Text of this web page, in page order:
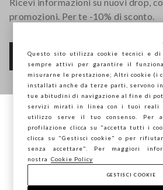
promozioni. Per te -10% di sconto.
Seguici su
Stai navigando su STEFANEL
salvare la tua posizione?
CONFERMA
Questo sito utilizza cookie tecnici e di
sempre attivi per garantire il
misurarne le prestazione; Altri cookie (i
installati anche da terze parti, servono
tue abitudini di navigazione al fine di
servizi mirati in linea con i tuoi reali
utilizzo serve il tuo consenso. Per
profilazione clicca su "accetta tutti i
clicca su "Gestisci cookie" o per
senza accettare". Per maggiori
nostra
Cookie Policy
GESTISCI COOKIE